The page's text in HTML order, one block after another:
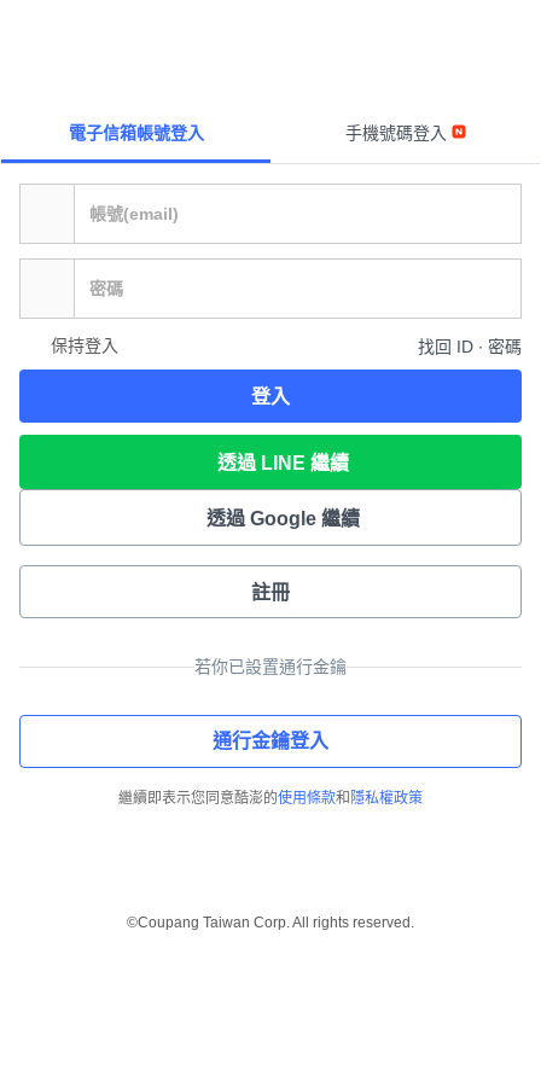
電子信箱帳號登入 手機號碼登入
保持登入 找回 ID ∙ 密碼
登入
透過 LINE 繼續
透過 Google 繼續
註冊
若你已設置通行金鑰
通行金鑰登入
繼續即表示您同意酷澎的使用條款和 隱私權政策
©Coupang Taiwan Corp. All rights reserved.